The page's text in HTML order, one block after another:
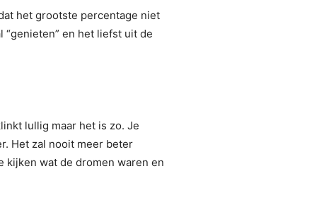
het grootste percentage niet
en het liefst uit de
lullig maar het is zo. Je
Het zal nooit meer beter
kijken wat de dromen waren en